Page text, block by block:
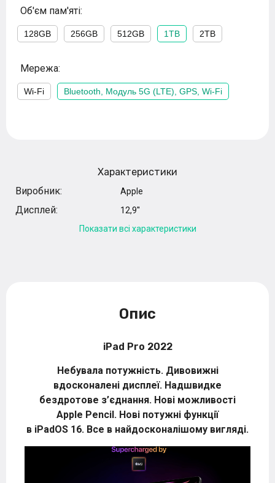
Об'єм пам'яті:
128GB 256GB 512GB 1TB 2TB
Мережа:
Wi-Fi Bluetooth, Модуль 5G (LTE), GPS, Wi-Fi
Характеристики
Виробник:
Apple
Дисплей:
12,9''
Показати всі характеристики
Опис
iPad Pro 2022
Небувала потужність. Дивовижні
вдосконалені дисплеї. Надшвидке
бездротове з’єднання. Нові можливості
Apple Pencil. Нові потужні функції
в iPadOS 16. Все в найдосконалішому вигляді.